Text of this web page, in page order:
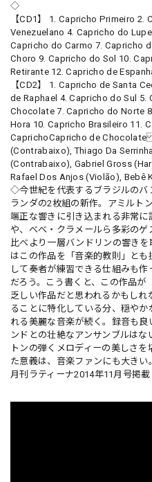
◇
【CD1】 1. Capricho Primeiro
Venezuelano 4. Capricho do
Capricho do Carmo 7. Capricho
Choro 9. Capricho do Sol 10.
Retirante 12. Capricho de
【CD2】 1. Capricho de Santa
de Raphael 4. Capricho do Sul
Chocolate 7. Capricho do Norte
Hora 10. Capricho Brasileiro 11.
CaprichoCapricho de
(Contrabaixo), Thiago Da
(Contrabaixo), Gabriel Gross
Rafael Dos Anjos (Violão), Bebê
◇今世紀を代表するブラジルのバ
ランダの2枚組の新作。アミルト
端正な響きに引き込まれる非常に
や、べべ・クラメールら多彩の
比べより一層バンドリンの響き
はこの作品を「音楽的教則」と
して奏者が練習できる仕組みも
だろう。こう書くと、この作品
乏しい作品だと思われるかもし
ることに特化している分、穏や
れる美麗な音楽が続く。録音も
ンドとの壮絶なアンサンブルは
トンの弾くメロディーの美しさ
た意義は、音楽ファンにも大きい。
月刊ラティーナ2014年11月号掲載